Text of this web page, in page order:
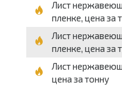
Лист
пленке, цена за
Лист
пленке, цена за
Лист
цена за тонну